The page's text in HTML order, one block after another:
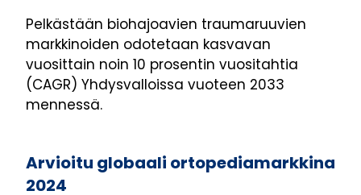
Pelkästään biohajoavien traumaruuvien
markkinoiden odotetaan kasvavan
vuosittain noin 10 prosentin vuositahtia
(CAGR) Yhdysvalloissa vuoteen 2033
mennessä.
Arvioitu globaali ortopediamarkkina
2024